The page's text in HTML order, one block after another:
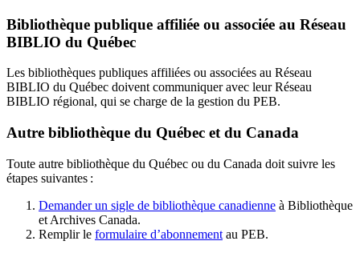
Bibliothèque publique affiliée ou associée au Réseau
BIBLIO du Québec
Les bibliothèques publiques affiliées ou associées au Réseau
BIBLIO du Québec doivent communiquer avec leur Réseau
BIBLIO régional, qui se charge de la gestion du PEB.
Autre bibliothèque du Québec et du Canada
Toute autre bibliothèque du Québec ou du Canada doit suivre les
étapes suivantes :
Demander un sigle de bibliothèque canadienne à Bibliothèque
et Archives Canada.
Remplir le formulaire d’abonnement au PEB.